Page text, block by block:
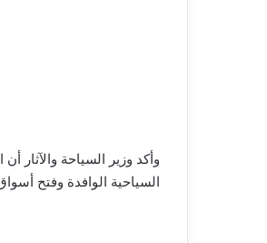
وأكد وزير السياحة والآثار
السياحية الوافدة وفتح